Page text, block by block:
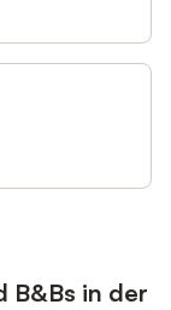
B&Bs in der